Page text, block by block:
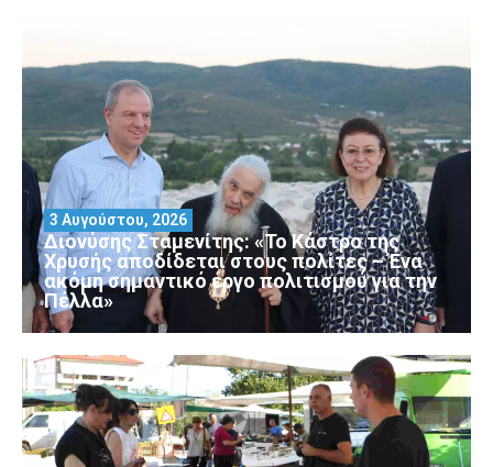
Διονύσης Σταμενίτης: «Το Κάστρο της
Χρυσής αποδίδεται στους πολίτες – Ένα
ακόμη σημαντικό έργο πολιτισμού για την
Πέλλα»
3 Αυγούστου, 2026